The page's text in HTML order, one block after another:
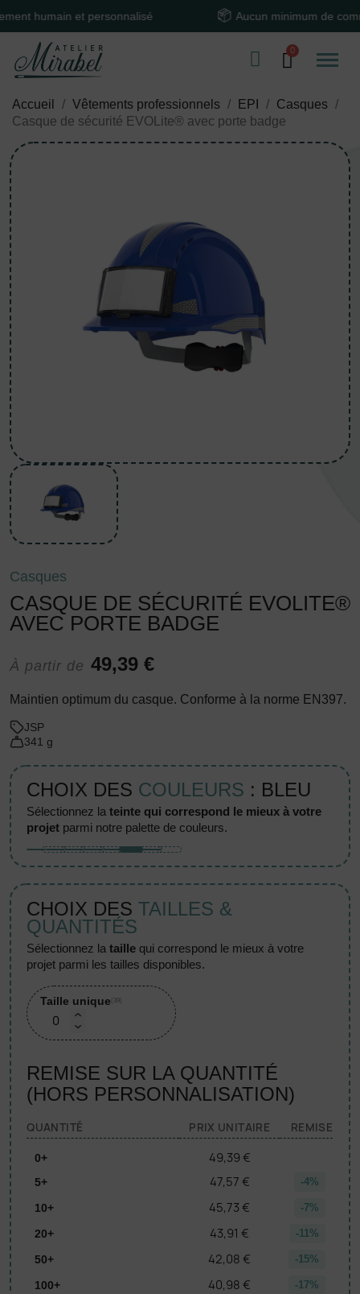
et personnalisé Aucun minimum de
Accueil Vêtements professionnels EPI
Casques
Casque de sécurité EVOLite® avec porte badge
Casques
CASQUE DE SÉCURITÉ EVOLITE®
AVEC PORTE BADGE
À partir de 49,39 €
Maintien optimum du casque. Conforme à la norme EN397.
JSP
341 g
CHOIX DES COULEURS : BLEU
sélectionnez lateinte qui correspond le mieux à votre
projet parmi notre palette de couleurs.
CHOIX DES TAILLES &
QUANTITÉS
sélectionnez lataille qui correspond le mieux à votre
projet parmi les tailles disponibles.
Taille unique (39)
REMISE SUR LA QUANTITÉ
(HORS PERSONNALISATION)
QUANTITÉ PRIX UNITAIRE REMISE
0+ 49,39 €
5+ 47,57 € -4%
10+ 45,73 € -7%
20+ 43,91 € -11%
50+ 42,08 € -15%
100+ 40,98 € -17%